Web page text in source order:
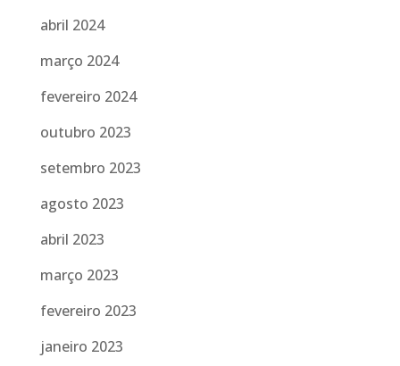
abril 2024
março 2024
fevereiro 2024
outubro 2023
setembro 2023
agosto 2023
abril 2023
março 2023
fevereiro 2023
janeiro 2023